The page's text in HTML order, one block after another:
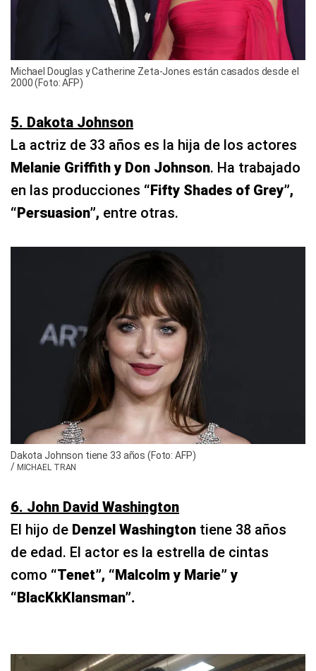
Michael Douglas y Catherine Zeta-Jones están casados desde el
2000 (Foto: AFP)
5. Dakota Johnson
La actriz de 33 años es la hija de los actores
Melanie Griffith y Don Johnson. Ha trabajado
en las producciones “Fifty Shades of Grey”,
“Persuasion”, entre otras.
Dakota Johnson tiene 33 años (Foto: AFP)
/ MICHAEL TRAN
6. John David Washington
El hijo de Denzel Washington tiene 38 años
de edad. El actor es la estrella de cintas
como “Tenet”, “Malcolm y Marie” y
“BlacKkKlansman”.